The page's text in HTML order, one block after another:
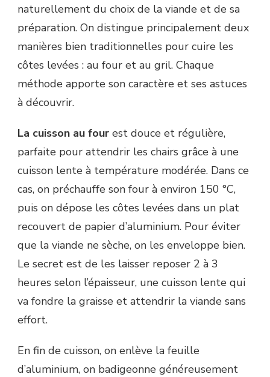
naturellement du choix de la viande et de sa
préparation. On distingue principalement deux
manières bien traditionnelles pour cuire les
côtes levées : au four et au gril. Chaque
méthode apporte son caractère et ses astuces
à découvrir.
La cuisson au four est douce et régulière,
parfaite pour attendrir les chairs grâce à une
cuisson lente à température modérée. Dans ce
cas, on préchauffe son four à environ 150 °C,
puis on dépose les côtes levées dans un plat
recouvert de papier d’aluminium. Pour éviter
que la viande ne sèche, on les enveloppe bien.
Le secret est de les laisser reposer 2 à 3
heures selon l’épaisseur, une cuisson lente qui
va fondre la graisse et attendrir la viande sans
effort.
En fin de cuisson, on enlève la feuille
d’aluminium, on badigeonne généreusement